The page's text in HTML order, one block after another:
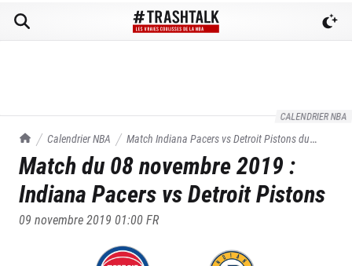
CALENDRIER NBA
TrashTalk Actu NBA
Calendrier NBA Match Indiana Pacers vsDetroit Pistonsdu
08/11/2019
Match du 08 novembre 2019 :
Indiana Pacers vsDetroit Pistons
09 novembre 2019 01:00FR